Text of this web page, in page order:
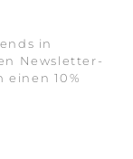
in
Newsletter-
10%